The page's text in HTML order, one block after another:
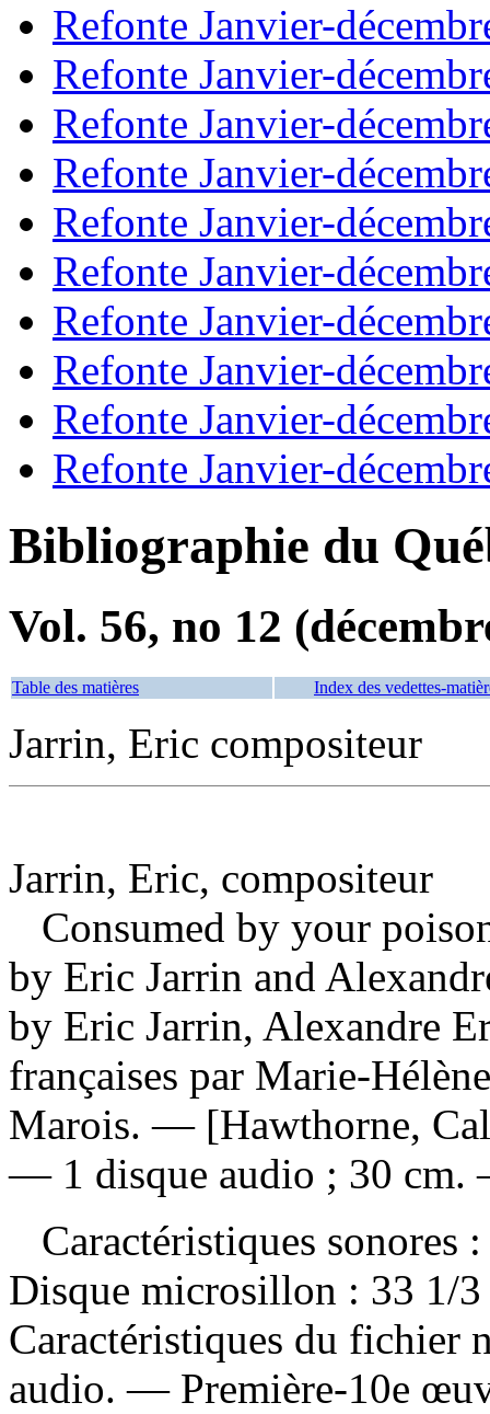
Refonte Janvier-
Refonte Janvier-
Refonte Janvier-
Refonte Janvier-
Refonte Janvier-
Refonte Janvier-
Refonte Janvier-
Refonte Janvier-
Refonte Janvier-
Refonte Janvier-
Bibliographie du
Vol. 56, no 12
Table des matières Index des vedettes-
Jarrin, Eric compositeur
Jarrin, Eric, compositeur
Consumed by your
by Eric Jarrin and
by Eric Jarrin, Alexandre
françaises par Marie-
Marois. — [Hawthorne,
— 1 disque audio ; 30 cm.
Caractéristiques sonores
Disque microsillon : 33 1/
Caractéristiques du fichier
audio. — Première-10e